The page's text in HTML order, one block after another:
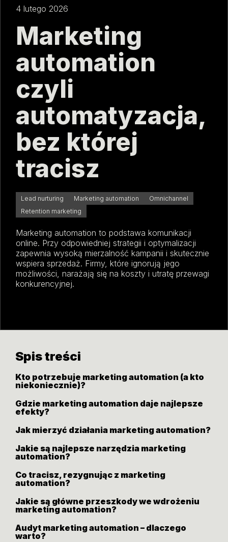
4 lutego 2026
Marketing
automation
czyli
automatyzacja,
bez której
tracisz
Lead nurturing Marketing automation
Omnichannel
Retention marketing
Marketing automation to podstawa komunikacji
online. Przy odpowiedniej strategii i optymalizacji
zapewnia wysoką mierzalność kampanii i skutecznie
wspiera sprzedaż. Firmy, które ignorują jego
możliwości, narażają się na koszty i utratę przewagi
konkurencyjnej.
Spis treści
Kto potrzebuje marketing automation (a kto
niekoniecznie)?
Gdzie marketing automation daje najlepsze
efekty?
Jak mierzyć działania marketing automation?
Jakie są najlepsze narzędzia marketing
automation?
Co tracisz, rezygnując z marketing
automation?
Jakie są główne przeszkody we wdrożeniu
marketing automation?
Audyt marketing automation – dlaczego
warto?